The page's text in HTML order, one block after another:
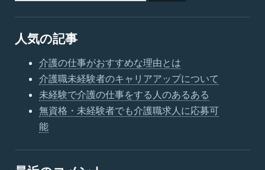
人気の記事
介護の仕事がおすすめな理由とは
介護職未経験者のキャリアアップについて
未経験で介護の仕事をする人のあるある
無資格・未経験者でも介護職求人に応募可
能